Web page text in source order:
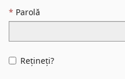
Parolă
Rețineți?